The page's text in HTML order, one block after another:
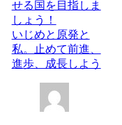
せる国を目指しま
しょう！
いじめと原発と
私。止めて前進、
進歩、成長しよう